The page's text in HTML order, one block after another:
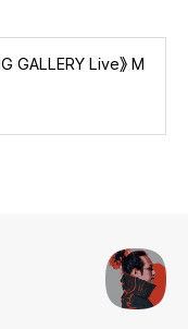
GALLERY Live》 M